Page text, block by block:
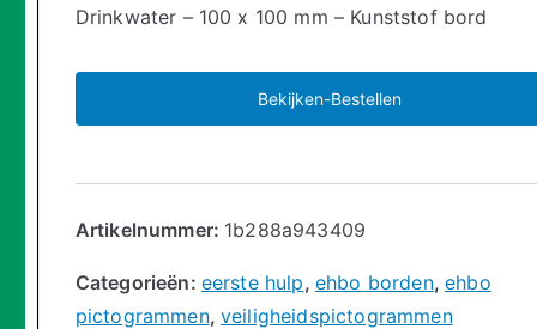
Drinkwater – 100 x 100 mm – Kunststof bord
Bekijken-Bestellen
Artikelnummer: 1b288a943409
Categorieën: eerste hulp, ehbo borden,ehbo
pictogrammen, veiligheidspictogrammen